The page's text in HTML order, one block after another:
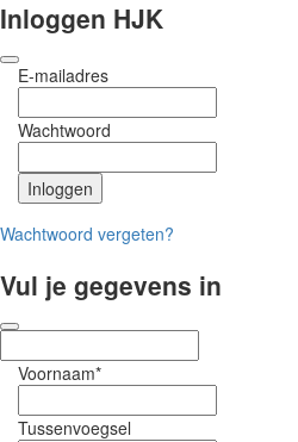
Inloggen HJK
E-mailadres
Wachtwoord
Wachtwoord vergeten?
Vul je gegevens in
Voornaam*
Tussenvoegsel